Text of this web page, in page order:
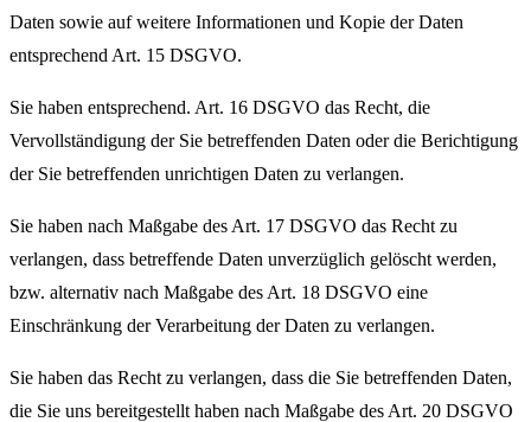
Daten sowie auf weitere Informationen und Kopie der Daten
entsprechend Art. 15 DSGVO.
Sie haben entsprechend. Art. 16 DSGVO das Recht, die
Vervollständigung der Sie betreffenden Daten oder die Berichtigung
der Sie betreffenden unrichtigen Daten zu verlangen.
Sie haben nach Maßgabe des Art. 17 DSGVO das Recht zu
verlangen, dass betreffende Daten unverzüglich gelöscht werden,
bzw. alternativ nach Maßgabe des Art. 18 DSGVO eine
Einschränkung der Verarbeitung der Daten zu verlangen.
Sie haben das Recht zu verlangen, dass die Sie betreffenden Daten,
die Sie uns bereitgestellt haben nach Maßgabe des Art. 20 DSGVO